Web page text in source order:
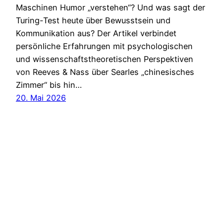
Maschinen Humor „verstehen“? Und was sagt der
Turing-Test heute über Bewusstsein und
Kommunikation aus? Der Artikel verbindet
persönliche Erfahrungen mit psychologischen
und wissenschaftstheoretischen Perspektiven
von Reeves & Nass über Searles „chinesisches
Zimmer“ bis hin…
20. Mai 2026